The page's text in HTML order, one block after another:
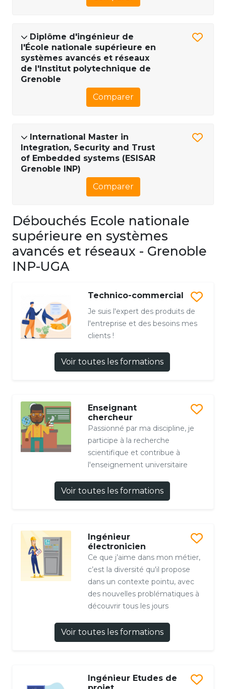
Diplôme d'ingénieur de
l'École nationale supérieure en
systèmes avancés et réseaux
de l'Institut polytechnique de
Grenoble
Comparer
International Master in
Integration, Security and Trust
of Embedded systems (ESISAR
Grenoble INP)
Comparer
Débouchés Ecole nationale
supérieure en systèmes
avancés et réseaux - Grenoble
INP-UGA
Technico-commercial
Je suis l'expert des produits de
l'entreprise et des besoins mes
clients !
Voir toutes les formations
Enseignant
chercheur
Passionné par ma discipline, je
participe à la recherche
scientifique et contribue à
l'enseignement universitaire
Voir toutes les formations
Ingénieur
électronicien
Ce que j’aime dans mon métier,
c’est la diversité qu'il propose
dans un contexte pointu, avec
des nouvelles problématiques à
découvrir tous les jours
Voir toutes les formations
Ingénieur Etudes de